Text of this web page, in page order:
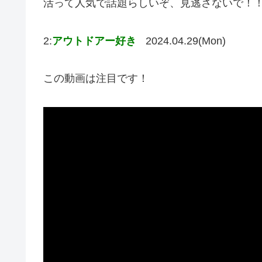
活って人気で話題らしいぞ、見逃さないで！
2:アウトドアー好き 2024.04.29(Mon)
この動画は注目です！